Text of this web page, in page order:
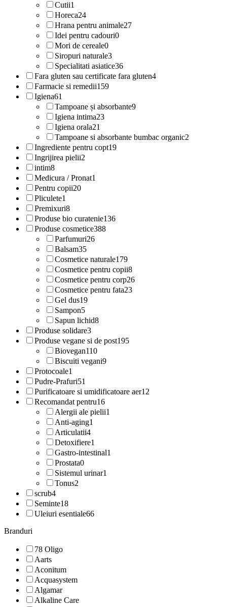
Cutii1
Horeca24
Hrana pentru animale27
Idei pentru cadouri0
Mori de cereale0
Siropuri naturale3
Specialitati asiatice36
Fara gluten sau certificate fara gluten4
Farmacie si remedii159
Igiena61
Tampoane și absorbante9
Igiena intima23
Igiena orala21
Tampoane si absorbante bumbac organic2
Ingrediente pentru copt19
Ingrijirea pielii2
intim8
Medicura / Pronat1
Pentru copii20
Pliculete1
Premixuri8
Produse bio curatenie136
Produse cosmetice388
Parfumuri26
Balsam35
Cosmetice naturale179
Cosmetice pentru copii8
Cosmetice pentru corp26
Cosmetice pentru fata23
Gel dus19
Sampon5
Sapun lichid8
Produse solidare3
Produse vegane si de post195
Biovegan110
Biscuiti vegani9
Protocoale1
Pudre-Prafuri51
Purificatoare si umidificatoare aer12
Recomandat pentru16
Alergii ale pielii1
Anti-aging1
Articulatii4
Detoxifiere1
Gastro-intestinal1
Prostata0
Sistemul urinar1
Tonus2
scrub4
Seminte18
Uleiuri esentiale66
Branduri
78 Oligo
Aarts
Aconitum
Acquasystem
Algamar
Alkaline Care